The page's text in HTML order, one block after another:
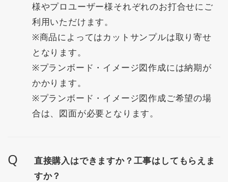
様やプロユーザー様それぞれのお打合せにご
利用いただけます。
※商品によってはカットサンプルは取り寄せ
となります。
※プランボード・イメージ図作成には納期が
かかります。
※プランボード・イメージ図作成ご希望の場
合は、図面が必要となります。
Q
直接購入はできますか？工事はしてもらえま
すか？